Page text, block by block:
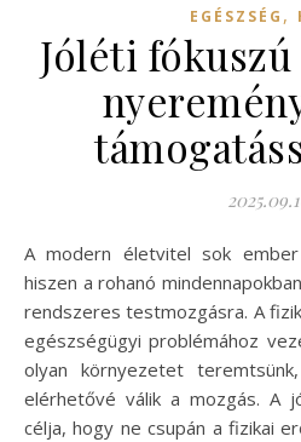
EGÉSZSÉG ,
Jóléti
A modern életvitel sok ember számára kihívást jelent,
hiszen a rohanó
rendszeres testmozgásra. A
egészségügyi problémához
olyan környezetet
elérhetővé válik a mozgás. A
célja, hogy ne csupán a fizikai